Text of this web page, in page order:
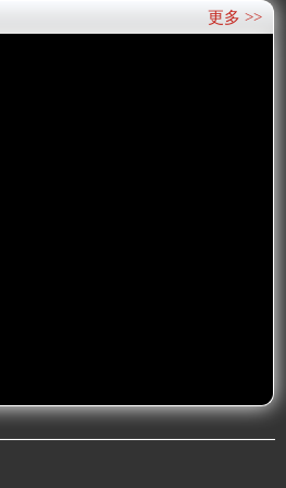
更多 >>